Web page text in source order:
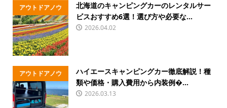
アウトドアノウ
ハウ
北海道のキャンピングカーのレンタルサー
ビスおすすめ6選！選び方や必要な...
2026.04.02
アウトドアノウ
ハウ
ハイエースキャンピングカー徹底解説！種
類や価格・購入費用から内装例�...
2026.03.13